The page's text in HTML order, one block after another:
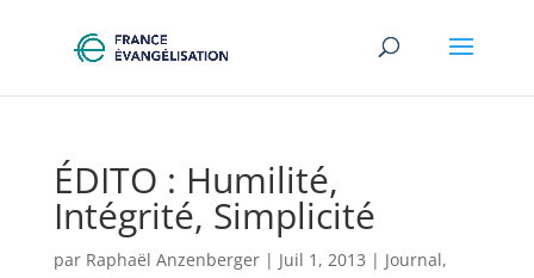
ÉDITO : Humilité,
Intégrité, Simplicité
par Raphaël Anzenberger| Juil 1, 2013 | Journal,